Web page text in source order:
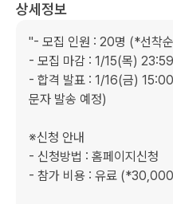
상세정보
"- 모집 인원 : 20명 (*선착
- 모집 마감 : 1/15(목) 23:59
- 합격 발표 : 1/16(금)
문자 발송 예정)
※신청 안내
- 신청방법 : 홈페이지신청
- 참가 비용 : 유료